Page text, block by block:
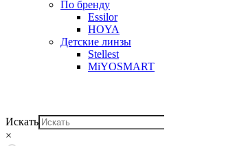
По бренду
Essilor
HOYA
Детские линзы
Stellest
MiYOSMART
Искать
×